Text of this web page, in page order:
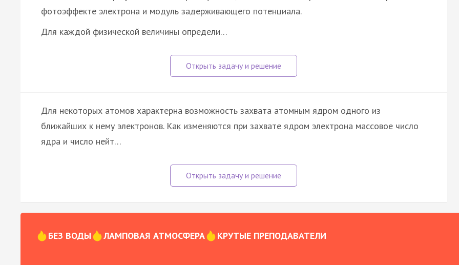
фотоэффекте электрона и модуль задерживающего потенциала.
Для каждой физической величины определи…
Для некоторых атомов характерна возможность захвата атомным ядром одного из
ближайших к нему электронов. Как изменяются при захвате ядром электрона массовое число
ядра и число нейт…
БЕЗ ВОДЫ ЛАМПОВАЯ АТМОСФЕРА КРУТЫЕ ПРЕПОДАВАТЕЛИ